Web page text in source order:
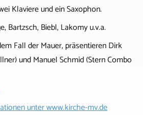
Klaviere und ein Saxophon.
Bartzsch, Biebl, Lakomy u.v.a.
Fall der Mauer, präsentieren Dirk
und Manuel Schmid (Stern Combo
unterwww.kirche-mv.de